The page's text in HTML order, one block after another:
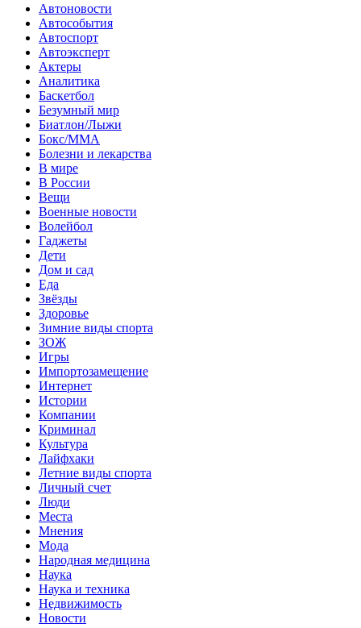
Автоновости
Автособытия
Автоспорт
Автоэксперт
Актеры
Аналитика
Баскетбол
Безумный мир
Биатлон/Лыжи
Бокс/MMA
Болезни и лекарства
В мире
В России
Вещи
Военные новости
Волейбол
Гаджеты
Дети
Дом и сад
Еда
Звёзды
Здоровье
Зимние виды спорта
ЗОЖ
Игры
Импортозамещение
Интернет
Истории
Компании
Криминал
Культура
Лайфхаки
Летние виды спорта
Личный счет
Люди
Места
Мнения
Мода
Народная медицина
Наука
Наука и техника
Недвижимость
Новости